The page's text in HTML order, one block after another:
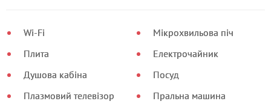
Wi-Fi
Плита
Душова кабіна
Плазмовий телевізор
Мікрохвильова піч
Електрочайник
Посуд
Пральна машина